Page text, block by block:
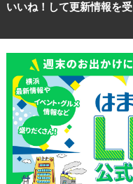
いいね！して更新情報を受